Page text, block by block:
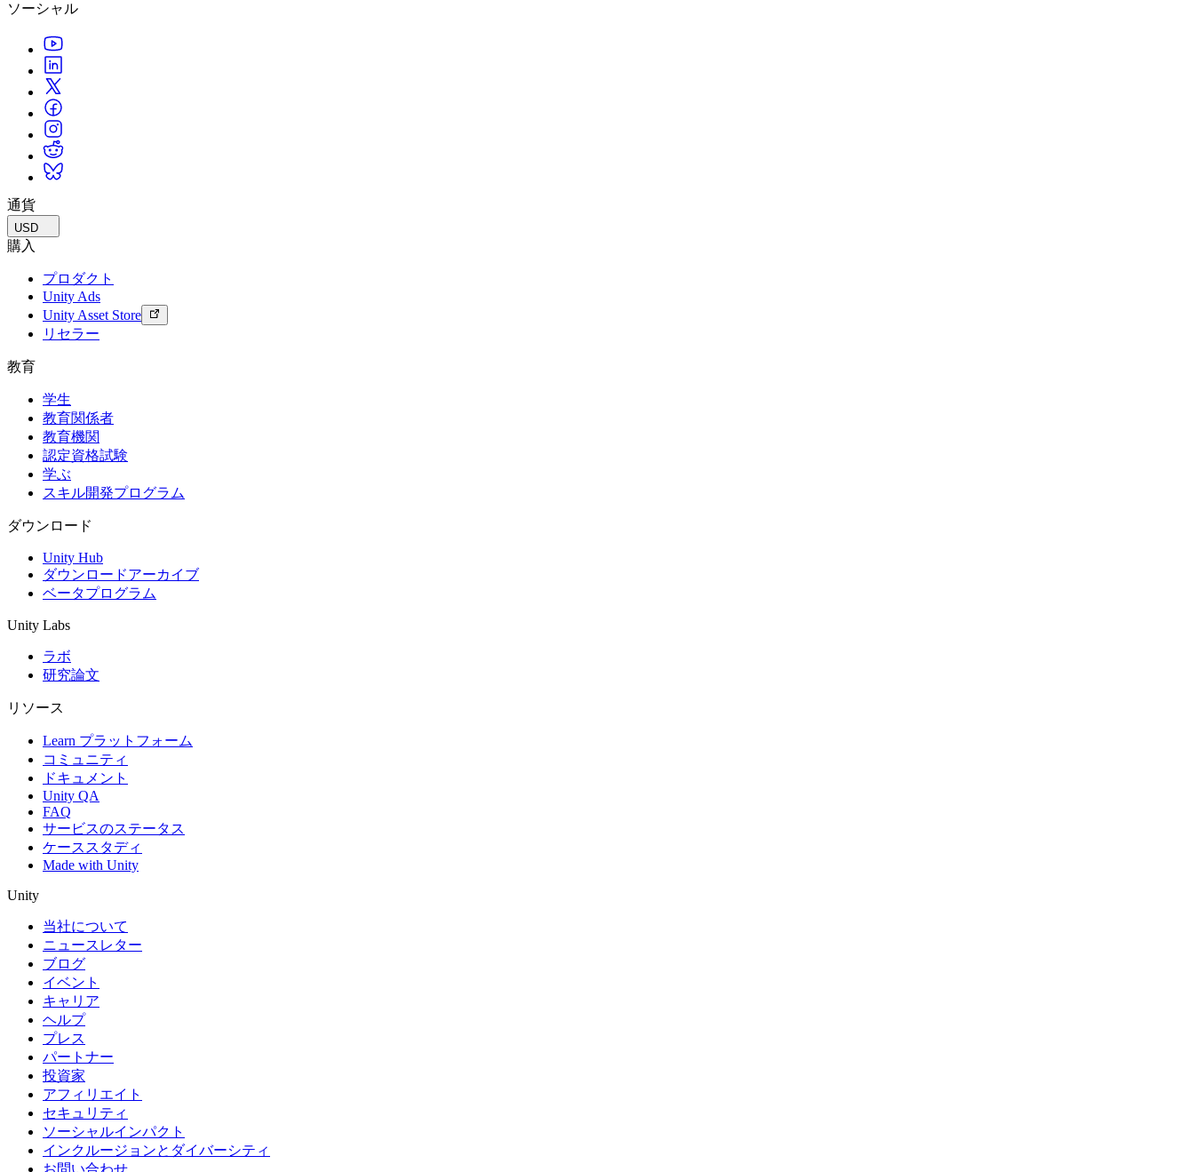
ソーシャル
通貨
USD
購入
プロダクト
Unity Ads
Unity Asset Store
リセラー
教育
学生
教育関係者
教育機関
認定資格試験
学ぶ
スキル開発プログラム
ダウンロード
Unity Hub
ダウンロードアーカイブ
ベータプログラム
Unity Labs
ラボ
研究論文
リソース
Learn プラットフォーム
コミュニティ
ドキュメント
Unity QA
FAQ
サービスのステータス
ケーススタディ
Made with Unity
Unity
当社について
ニュースレター
ブログ
イベント
キャリア
ヘルプ
プレス
パートナー
投資家
アフィリエイト
セキュリティ
ソーシャルインパクト
インクルージョンとダイバーシティ